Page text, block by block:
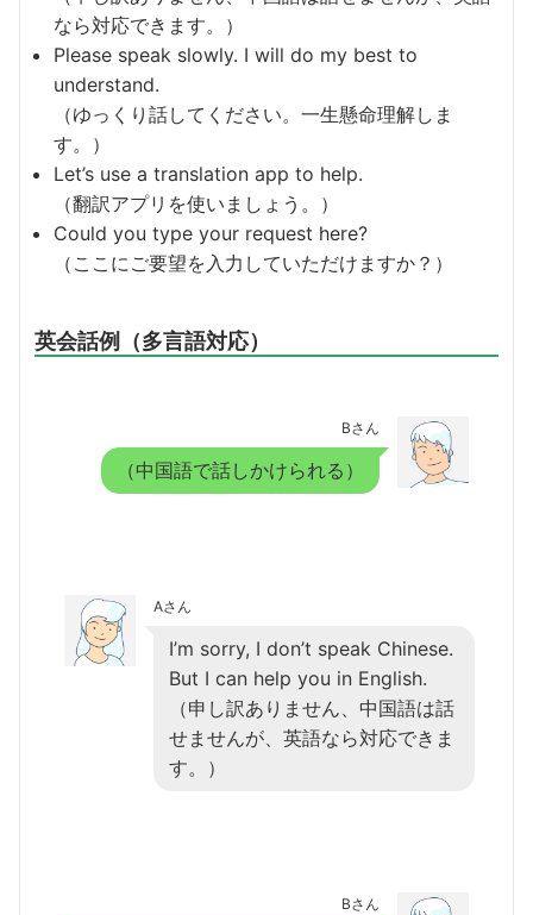
なら対応できます。）
Please speak slowly. I will do my best to
understand.
（ゆっくり話してください。一生懸命理解しま
す。）
Let’s use a translation app to help.
（翻訳アプリを使いましょう。）
Could you type your request here?
（ここにご要望を入力していただけますか？）
英会話例（多言語対応）
Bさん
（中国語で話しかけられる）
Aさん
I’m sorry, I don’t speak Chinese.
But I can help you in English.
（申し訳ありません、中国語は話
せませんが、英語なら対応できま
す。）
Bさん